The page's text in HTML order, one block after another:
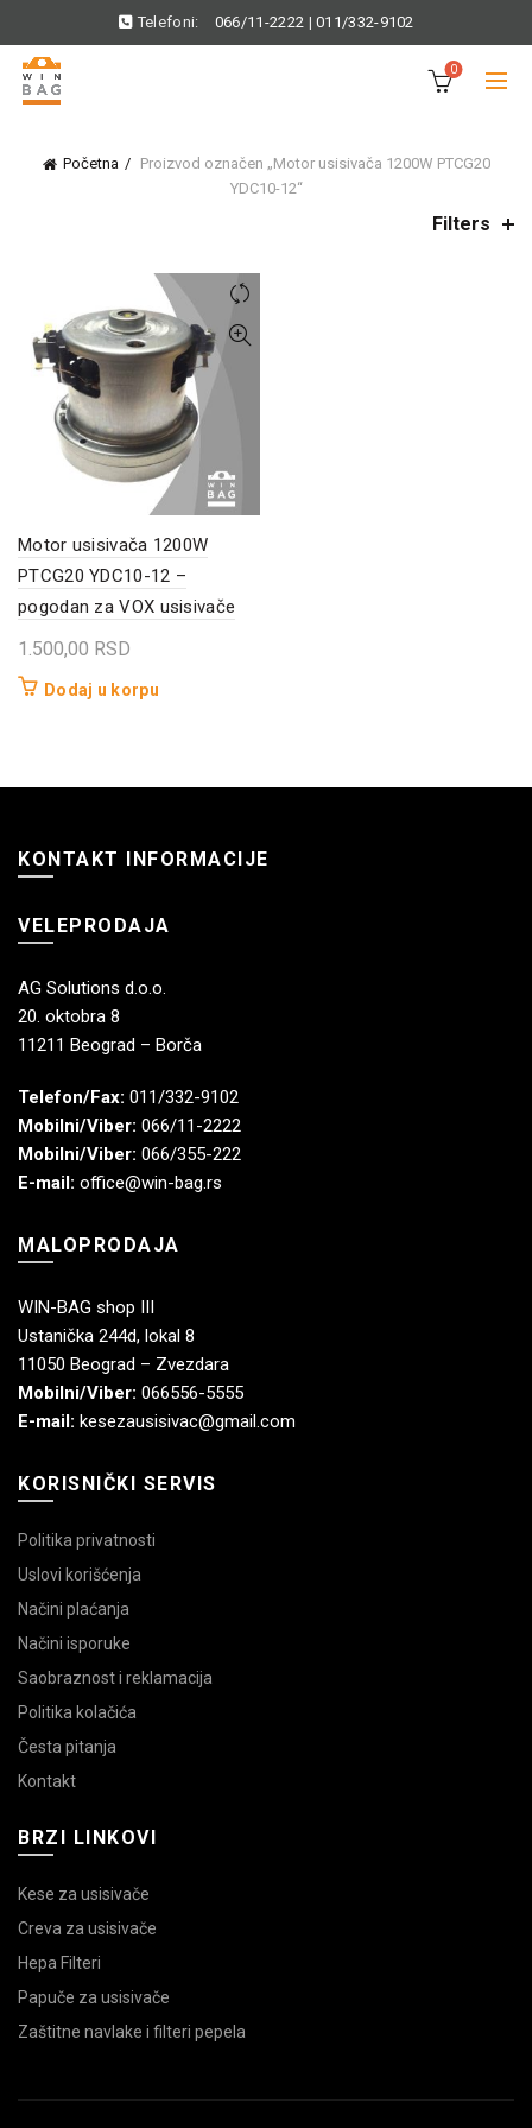
Telefoni: 066/11-2222 |011/332-9102
0
Početna
Proizvod označen „Motor usisivača 1200W PTCG20
YDC10-12“
Filters
Motor usisivača 1200W
PTCG20 YDC10-12 –
pogodan za VOX usisivače
1.500,00 RSD
Dodaj u korpu
KONTAKT INFORMACIJE
VELEPRODAJA
AG Solutions d.o.o.
20. oktobra 8
11211 Beograd – Borča
Telefon/Fax: 011/332-9102
Mobilni/Viber: 066/11-2222
Mobilni/Viber: 066/355-222
E-mail: office@win-bag.rs
MALOPRODAJA
WIN-BAG shop III
Ustanička 244d, lokal 8
11050 Beograd – Zvezdara
Mobilni/Viber: 066556-5555
E-mail: kesezausisivac@gmail.com
KORISNIČKI SERVIS
Politika privatnosti
Uslovi korišćenja
Načini plaćanja
Načini isporuke
Saobraznost i reklamacija
Politika kolačića
Česta pitanja
Kontakt
BRZI LINKOVI
Kese za usisivače
Creva za usisivače
Hepa Filteri
Papuče za usisivače
Zaštitne navlake i filteri pepela